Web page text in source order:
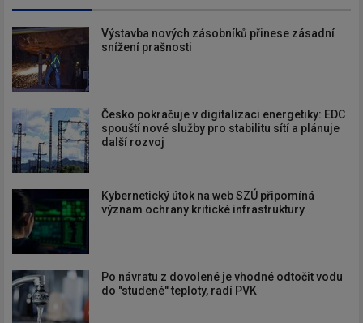
Výstavba nových zásobníků přinese zásadní
snížení prašnosti
Česko pokračuje v digitalizaci energetiky: EDC
spouští nové služby pro stabilitu sítí a plánuje
další rozvoj
Kybernetický útok na web SZÚ připomíná
význam ochrany kritické infrastruktury
Po návratu z dovolené je vhodné odtočit vodu
do "studené" teploty, radí PVK